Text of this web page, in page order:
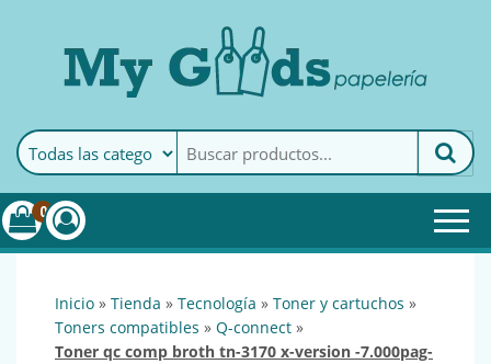
MyGoods · PapeleríaMy Goods es tu papelería
online de confianza. Podrás
encontrar todo lo necesario
0
inicio » tienda » tecnología » toner y cartuchos »
toners compatibles » q-connect »
toner qc comp broth tn-3170 x-version -7.000pag-